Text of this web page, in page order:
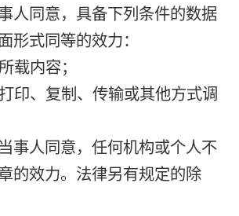
人同意，具备下列条件的数据
形式同等的效力：
载内容；
印、复制、传输或其他方式调
事人同意，任何机构或个人不
的效力。法律另有规定的除